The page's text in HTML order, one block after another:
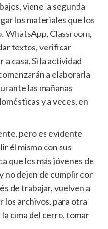
viene la segunda
los materiales que los
WhatsApp, Classroom,
textos, verificar
casa. Si la actividad
a elaborarla
las mañanas
y a veces, en
pero es evidente
él mismo con sus
que los más jóvenes de
no dejen de cumplir con
de trabajar, vuelven a
los archivos, para otra
cima del cerro, tomar